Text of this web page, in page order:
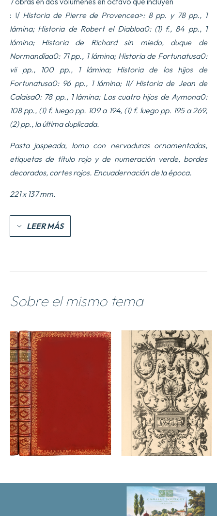
: I/ Historia de Pierre de Provencea>: 8 pp. y 78 pp., 1
lámina; Historia de Robert el Diabloa0: (1) f., 84 pp., 1
lámina; Historia de Richard sin miedo, duque de
Normandíaa0: 71 pp., 1 lámina; Historia de Fortunatusa0:
vii pp., 100 pp., 1 lámina; Historia de los hijos de
Fortunatusa0: 96 pp., 1 lámina; II/ Historia de Jean de
Calaisa0: 78 pp., 1 lámina; Los cuatro hijos de Aymona0:
108 pp., (1) f. luego pp. 109 a 194, (1) f. luego pp. 195 a 269,
(2) pp., la última duplicada.
Pasta jaspeada, lomo con nervaduras ornamentadas,
etiquetas de título rojo y de numeración verde, bordes
decorados, cortes rojos. Encuadernación de la época.
221 x 137 mm.
LEER MÁS
Sobre el mismo tema